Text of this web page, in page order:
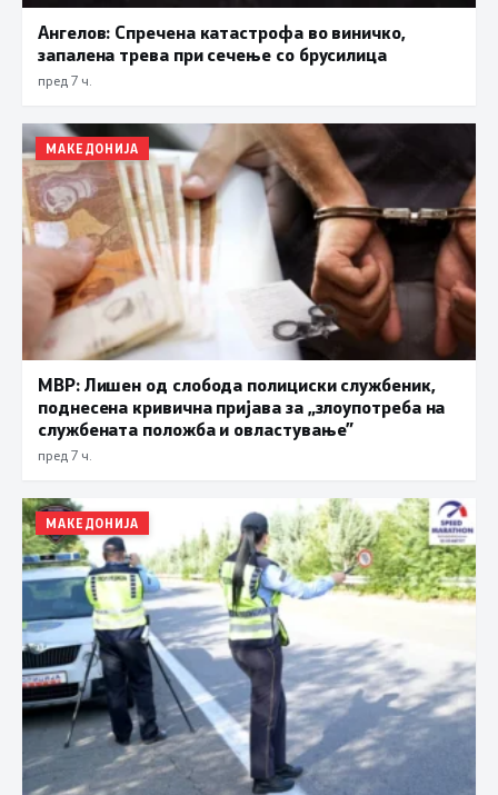
Ангелов: Спречена катастрофа во виничко,
запалена трева при сечење со брусилица
пред 7 ч.
МАКЕДОНИЈА
МВР: Лишен од слобода полициски службеник,
поднесена кривична пријава за „злоупотреба на
службената положба и овластување”
пред 7 ч.
МАКЕДОНИЈА